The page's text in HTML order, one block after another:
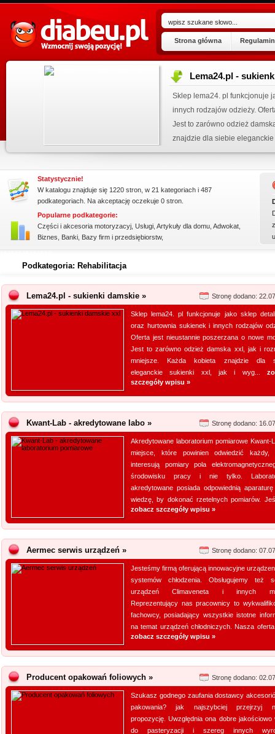
Strona główna
Lema24.pl -
Sklep lema24. pl funkcjonuje
innych rodzajów odzieży.
Jest to zarówno odzież
znajdzie dla siebie
Statystycznie!
W katalogu znajduje się 1220 stron, w 21 kategoriach i 487
podkategoriach. Na akceptację oczekuje 0 stron.
Popularne podkategorie:
Części i akcesoria motoryzacyj Usługi Artykuły dla domu Adwokat
Biznes
Banki Bazy firm i przedsiębiorstw,
Podkategoria: Rehabilitacja
Lema24.pl - sukienki damskie » Stronę dodano:
Sklep lema24. pl funkcjonuje jako sklep
oraz hurtownia sukienek i innych rodzajów
Oferta jest nieustannie poszerzana o nowe
Jest to zarówno odzież damska xxl, jak i
mniejsze. Każda kobieta znajdzie dla
eleganckie sukienki xxl, jak i wyg...
szczegóły wpisu »
Kwant-Lab - akredytowane labo » Stronę dodano:
Akredytowane laboratorium pomiarowe Kwant-
miejsce, które powinien odwiedzić każdy,
interesują pomiary pola
środowisku pracy i nie tylko.
akredytowane posiada odpowiednią
wiedzę, by dokonać rzetelnych pomiarów.
zobacz szczegóły wpisu »
Aermec serwis urządzeń » Stronę dodano:
Jesteśmy firmą oferującą innowacyjne
systemów chłodzenia. Obsługujemy też
urządzeń Climaveneta i innych
Reprezentujący nas pracownicy to
fachowcy, posiadający wszystkie istotne
na temat urządzeń chłodniczych. Nasza
zobacz szczegóły wpisu »
Producent opakowań foliowych » Stronę dodano:
Szukasz godnego zaufania dostawcy
pakowania? jak najszybciej przejrzyj
propozycję. Uwzględnia ona dobre jakościowo
do pasteryzacji i szereg innych